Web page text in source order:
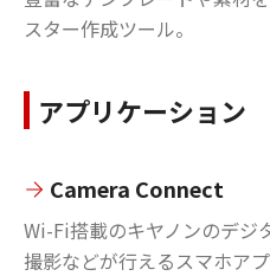
スター作成ツール。
アプリケーション
Camera Connect
Wi-Fi搭載のキヤノンのデジ
撮影などが行えるスマホアプ